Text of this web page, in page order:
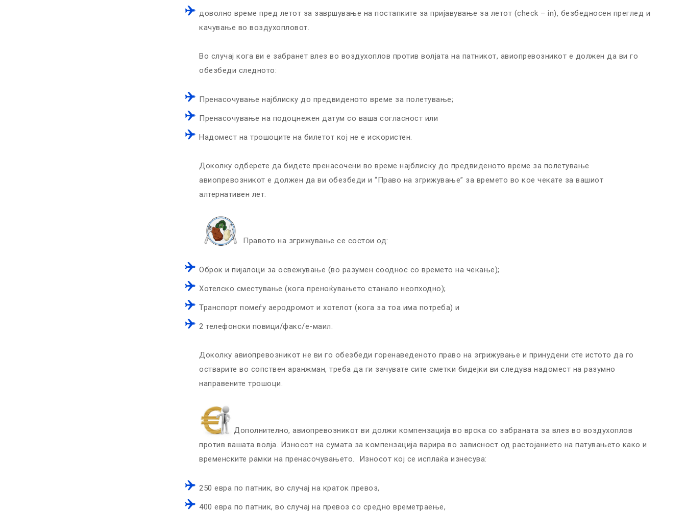
доволно време пред летот за завршување на постапките за пријавување за летот (check – in), безбедносен преглед и
качување во воздухопловот.
Во случај кога ви е забранет влез во воздухоплов против волјата на патникот, авиопревозникот е должен да ви го
обезбеди следното:
Пренасочување најблиску до предвиденото време за полетување;
Пренасочување на подоцнежен датум со ваша согласност или
Надомест на трошоците на билетот кој не е искористен.
Доколку одберете да бидете пренасочени во време најблиску до предвиденото време за полетување
авиопревозникот е должен да ви обезбеди и “Право на згрижување” за времето во кое чекате за вашиот
алтернативен лет.
Правото на згрижување се состои од:
Оброк и пијалоци за освежување (во разумен сооднос со времето на чекање);
Хотелско сместување (кога преноќувањето станало неопходно);
Транспорт помеѓу аеродромот и хотелот (кога за тоа има потреба) и
2 телефонски повици/факс/е-маил.
Доколку авиопревозникот не ви го обезбеди горенаведеното право на згрижување и принудени сте истото да го
остварите во сопствен аранжман, треба да ги зачувате сите сметки бидејки ви следува надомест на разумно
направените трошоци.
Дополнително, авиопревозникот ви должи компензација во врска со забраната за влез во воздухоплов
против вашата волја. Износот на сумата за компензација варира во зависност од растојанието на патувањето како и
временските рамки на пренасочувањето. Износот кој се исплаќа изнесува:
250 евра по патник, во случај на краток превоз,
400 евра по патник, во случај на превоз со средно времетраење,